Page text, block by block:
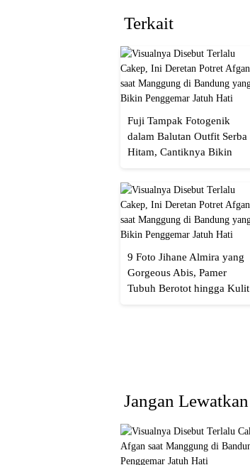
Terkait
Fuji Tampak Fotogenik
dalam Balutan Outfit Serba
Hitam, Cantiknya Bikin
9 Foto Jihane Almira yang
Gorgeous Abis, Pamer
Tubuh Berotot hingga Kulit
Jangan Lewatkan